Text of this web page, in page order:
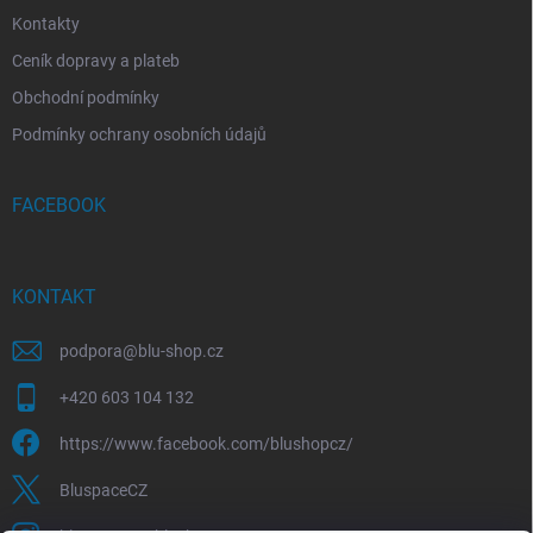
Kontakty
Ceník dopravy a plateb
Obchodní podmínky
Podmínky ochrany osobních údajů
FACEBOOK
KONTAKT
podpora@blu-shop.cz
+420 603 104 132
https://www.facebook.com/blushopcz/
BluspaceCZ